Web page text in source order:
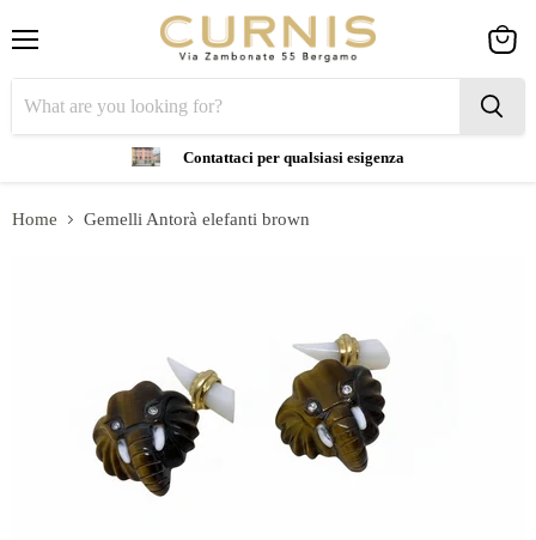
Contattaci per qualsiasi esigenza
cart
Home Gemelli Antorà elefanti brown